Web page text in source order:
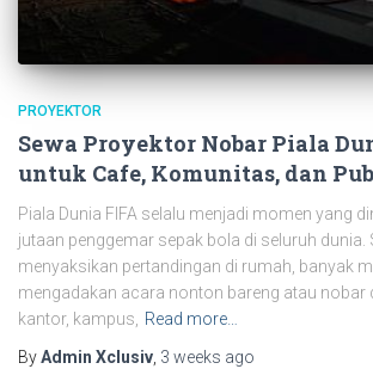
PROYEKTOR
Sewa Proyektor Nobar Piala
untuk Cafe, Komunitas, dan
Piala Dunia FIFA selalu menjadi momen yang
jutaan penggemar sepak bola di seluruh dunia.
menyaksikan pertandingan di rumah, banyak
mengadakan acara nonton bareng atau nobar
kantor, kampus, Read more…
ByAdmin Xclusiv, 3 weeks ago